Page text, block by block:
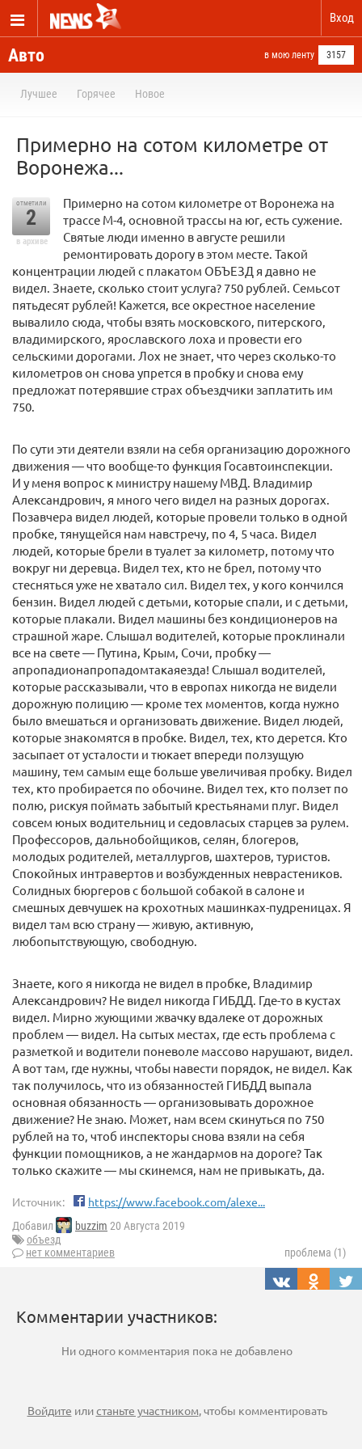
Вход
Авто в мою ленту 3157
Лучшее Горячее Новое
Примерно на сотом километре от
Воронежа...
отметили
2
в архиве
Примерно на сотом километре от Воронежа на
трассе М-4, основной трассы на юг, есть сужение.
Святые люди именно в августе решили
ремонтировать дорогу в этом месте. Такой
концентрации людей с плакатом ОБЪЕЗД я давно не
видел. Знаете, сколько стоит услуга? 750 рублей. Семьсот
пятьдесят рублей! Кажется, все окрестное население
вывалило сюда, чтобы взять московского, питерского,
владимирского, ярославского лоха и провести его
сельскими дорогами. Лох не знает, что через сколько-то
километров он снова упрется в пробку и снова ему
предложат потерявшие страх объездчики заплатить им
750.
По сути эти деятели взяли на себя организацию дорожного
движения — что вообще-то функция Госавтоинспекции.
И у меня вопрос к министру нашему МВД. Владимир
Александрович, я много чего видел на разных дорогах.
Позавчера видел людей, которые провели только в одной
пробке, тянущейся нам навстречу, по 4, 5 часа. Видел
людей, которые брели в туалет за километр, потому что
вокруг ни деревца. Видел тех, кто не брел, потому что
стесняться уже не хватало сил. Видел тех, у кого кончился
бензин. Видел людей с детьми, которые спали, и с детьми,
которые плакали. Видел машины без кондиционеров на
страшной жаре. Слышал водителей, которые проклинали
все на свете — Путина, Крым, Сочи, пробку —
апропадионапропадомтакаяезда! Слышал водителей,
которые рассказывали, что в европах никогда не видели
дорожную полицию — кроме тех моментов, когда нужно
было вмешаться и организовать движение. Видел людей,
которые знакомятся в пробке. Видел, тех, кто дерется. Кто
засыпает от усталости и тюкает впереди ползущую
машину, тем самым еще больше увеличивая пробку. Видел
тех, кто пробирается по обочине. Видел тех, кто ползет по
полю, рискуя поймать забытый крестьянами плуг. Видел
совсем юных водительниц и седовласых старцев за рулем.
Профессоров, дальнобойщиков, селян, блогеров,
молодых родителей, металлургов, шахтеров, туристов.
Спокойных интравертов и возбужденных неврастеников.
Солидных бюргеров с большой собакой в салоне и
смешных девчушек на крохотных машинках-пудреницах. Я
видел там всю страну — живую, активную,
любопытствующую, свободную.
Знаете, кого я никогда не видел в пробке, Владимир
Александрович? Не видел никогда ГИБДД. Где-то в кустах
видел. Мирно жующими жвачку вдалеке от дорожных
проблем — видел. На сытых местах, где есть проблема с
разметкой и водители поневоле массово нарушают, видел.
А вот там, где нужны, чтобы навести порядок, не видел. Как
так получилось, что из обязанностей ГИБДД выпала
основная обязанность — организовывать дорожное
движение? Не знаю. Может, нам всем скинуться по 750
рублей на то, чтоб инспекторы снова взяли на себя
функции помощников, а не жандармов на дороге? Так
только скажите — мы скинемся, нам не привыкать, да.
Источник: https://www.facebook.com/alexe...
Добавил buzzim 20 Августа 2019
объезд
нет комментариев
проблема (1)
Комментарии участников:
Ни одного комментария пока не добавлено
Войдите илистаньте участником, чтобы комментировать